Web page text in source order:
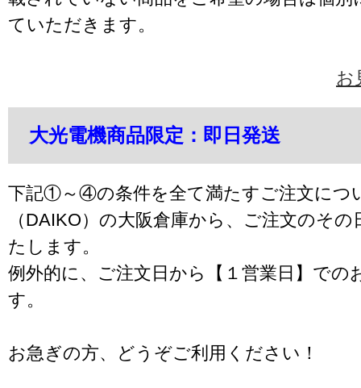
ていただきます。
お
大光電機商品限定：即日発送
下記①～④の条件を全て満たすご注文につ
（DAIKO）の大阪倉庫から、ご注文のそ
たします。
例外的に、ご注文日から【１営業日】での
す。
お急ぎの方、どうぞご利用ください！